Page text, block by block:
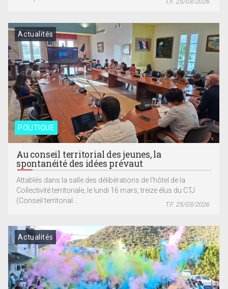
POLITIQUE
Actualités
Au conseil territorial des jeunes, la
spontanéité des idées prévaut
Attablés dans la salle des délibérations de l’hôtel de la
Collectivité territoriale, le lundi 16 mars, treize élus du CTJ
(Conseil territorial...
T.F. 25/03/2026
Actualités